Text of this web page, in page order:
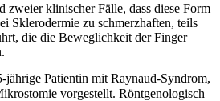
zweier klinischer Fälle, dass diese Form
Sklerodermie zu schmerzhaften, teils
die die Beweglichkeit der Finger
jährige Patientin mit Raynaud-Syndrom,
vorgestellt. Röntgenologisch